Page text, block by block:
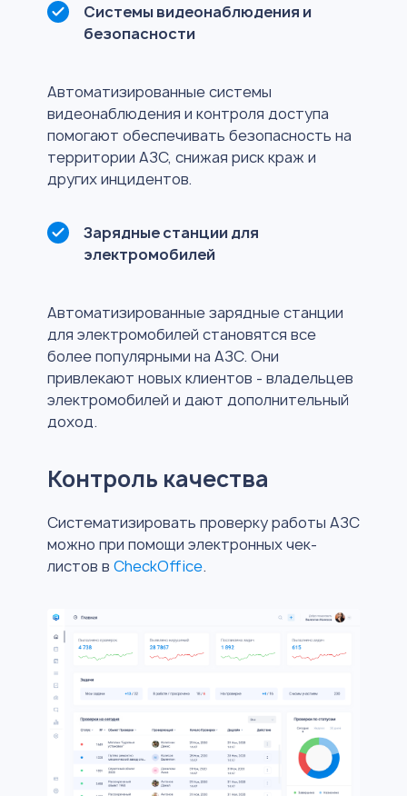
Системы видеонаблюдения и
безопасности
Автоматизированные системы
видеонаблюдения и контроля доступа
помогают обеспечивать безопасность на
территории АЗС, снижая риск краж и
других инцидентов.
Зарядные станции для
электромобилей
Автоматизированные зарядные станции
для электромобилей становятся все
более популярными на АЗС. Они
привлекают новых клиентов - владельцев
электромобилей и дают дополнительный
доход.
Контроль качества
Систематизировать проверку работы АЗС
можно при помощи электронных чек-
листов в CheckOffice.